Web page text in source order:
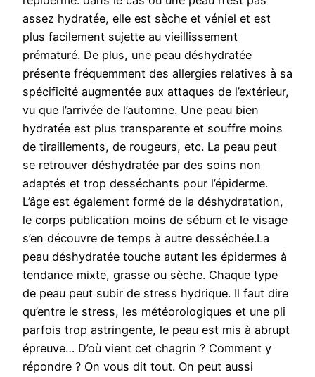
assez hydratée, elle est sèche et véniel et est
plus facilement sujette au vieillissement
prématuré. De plus, une peau déshydratée
présente fréquemment des allergies relatives à sa
spécificité augmentée aux attaques de l’extérieur,
vu que l’arrivée de l’automne. Une peau bien
hydratée est plus transparente et souffre moins
de tiraillements, de rougeurs, etc. La peau peut
se retrouver déshydratée par des soins non
adaptés et trop desséchants pour l’épiderme.
L’âge est également formé de la déshydratation,
le corps publication moins de sébum et le visage
s’en découvre de temps à autre desséchée.La
peau déshydratée touche autant les épidermes à
tendance mixte, grasse ou sèche. Chaque type
de peau peut subir de stress hydrique. Il faut dire
qu’entre le stress, les météorologiques et une pli
parfois trop astringente, le peau est mis à abrupt
épreuve… D’où vient cet chagrin ? Comment y
répondre ? On vous dit tout. On peut aussi